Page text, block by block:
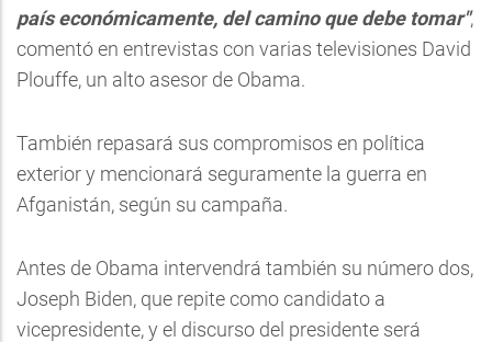
país económicamente, del camino que debe tomar",
comentó en entrevistas con varias televisiones David
Plouffe, un alto asesor de Obama.
También repasará sus compromisos en política
exterior y mencionará seguramente la guerra en
Afganistán, según su campaña.
Antes de Obama intervendrá también su número dos,
Joseph Biden, que repite como candidato a
vicepresidente, y el discurso del presidente será